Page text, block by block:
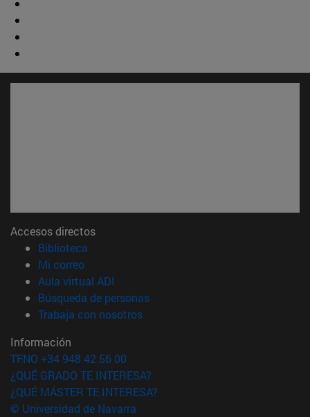
Accesos directos
Biblioteca
Mi correo(abre en nueva ventana)
Aula virtual ADI
Búsqueda de personas(abre en nueva ventana)
Trabaja con nosotros(abre en nueva ventana)
Información
TFNO +34 948 42 56 00
¿QUÉ GRADO TE INTERESA?
¿QUÉ MÁSTER TE INTERESA?
© Universidad de Navarra